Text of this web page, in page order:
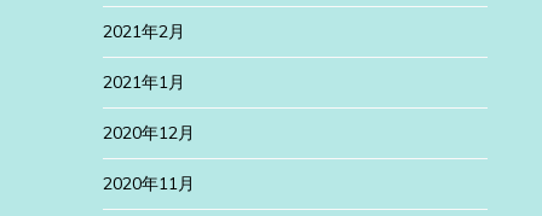
2021年2月
2021年1月
2020年12月
2020年11月